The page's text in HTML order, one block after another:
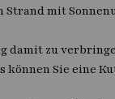
mit
damit zu
können Sie eine